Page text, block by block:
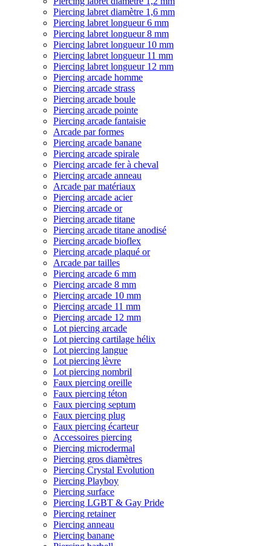
Piercing labret diamètre 1,6 mm
Piercing labret longueur 6 mm
Piercing labret longueur 8 mm
Piercing labret longueur 10 mm
Piercing labret longueur 11 mm
Piercing labret longueur 12 mm
Piercing arcade homme
Piercing arcade strass
Piercing arcade boule
Piercing arcade pointe
Piercing arcade fantaisie
Arcade par formes
Piercing arcade banane
Piercing arcade spirale
Piercing arcade fer à cheval
Piercing arcade anneau
Arcade par matériaux
Piercing arcade acier
Piercing arcade or
Piercing arcade titane
Piercing arcade titane anodisé
Piercing arcade bioflex
Piercing arcade plaqué or
Arcade par tailles
Piercing arcade 6 mm
Piercing arcade 8 mm
Piercing arcade 10 mm
Piercing arcade 11 mm
Piercing arcade 12 mm
Lot piercing arcade
Lot piercing cartilage hélix
Lot piercing langue
Lot piercing lèvre
Lot piercing nombril
Faux piercing oreille
Faux piercing téton
Faux piercing septum
Faux piercing plug
Faux piercing écarteur
Accessoires piercing
Piercing microdermal
Piercing gros diamètres
Piercing Crystal Evolution
Piercing Playboy
Piercing surface
Piercing LGBT & Gay Pride
Piercing retainer
Piercing anneau
Piercing banane